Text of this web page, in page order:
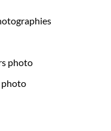
photo
photo